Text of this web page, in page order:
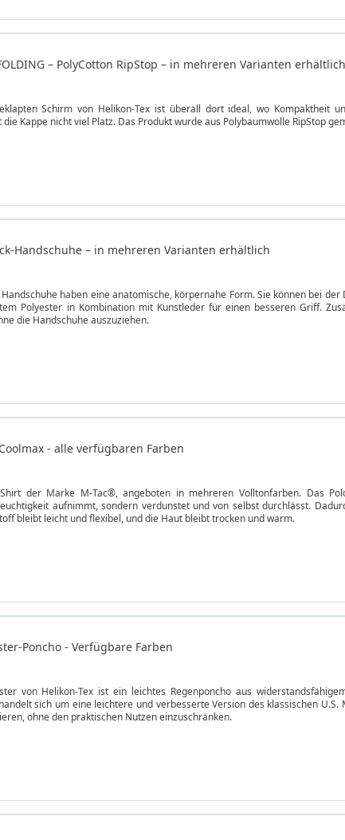
– PolyCotton RipStop – in mehreren Varianten erhältlich
Schirm von Helikon-Tex ist überall dort ideal, wo Kompaktheit
Kappe nicht viel Platz. Das Produkt wurde aus Polybaumwolle RipStop
Handschuhe – in mehreren Varianten erhältlich
haben eine anatomische, körpernahe Form. Sie können bei
Polyester in Kombination mit Kunstleder für einen besseren Griff.
die Handschuhe auszuziehen.
- alle verfügbaren Farben
der Marke M-Tac®, angeboten in mehreren Volltonfarben. Das
aufnimmt, sondern verdunstet und von selbst durchlässt.
bleibt leicht und flexibel, und die Haut bleibt trocken und warm.
Poncho - Verfügbare Farben
von Helikon-Tex ist ein leichtes Regenponcho aus
sich um eine leichtere und verbesserte Version des klassischen
ohne den praktischen Nutzen einzuschränken.